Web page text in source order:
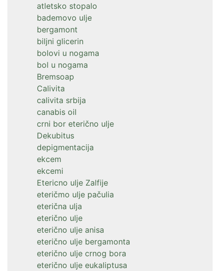
atletsko stopalo
bademovo ulje
bergamont
biljni glicerin
bolovi u nogama
bol u nogama
Bremsoap
Calivita
calivita srbija
canabis oil
crni bor eterično ulje
Dekubitus
depigmentacija
ekcem
ekcemi
Etericno ulje Zalfije
eteričmo ulje pačulia
eterična ulja
eterično ulje
eterično ulje anisa
eterično ulje bergamonta
eterično ulje crnog bora
eterično ulje eukaliptusa